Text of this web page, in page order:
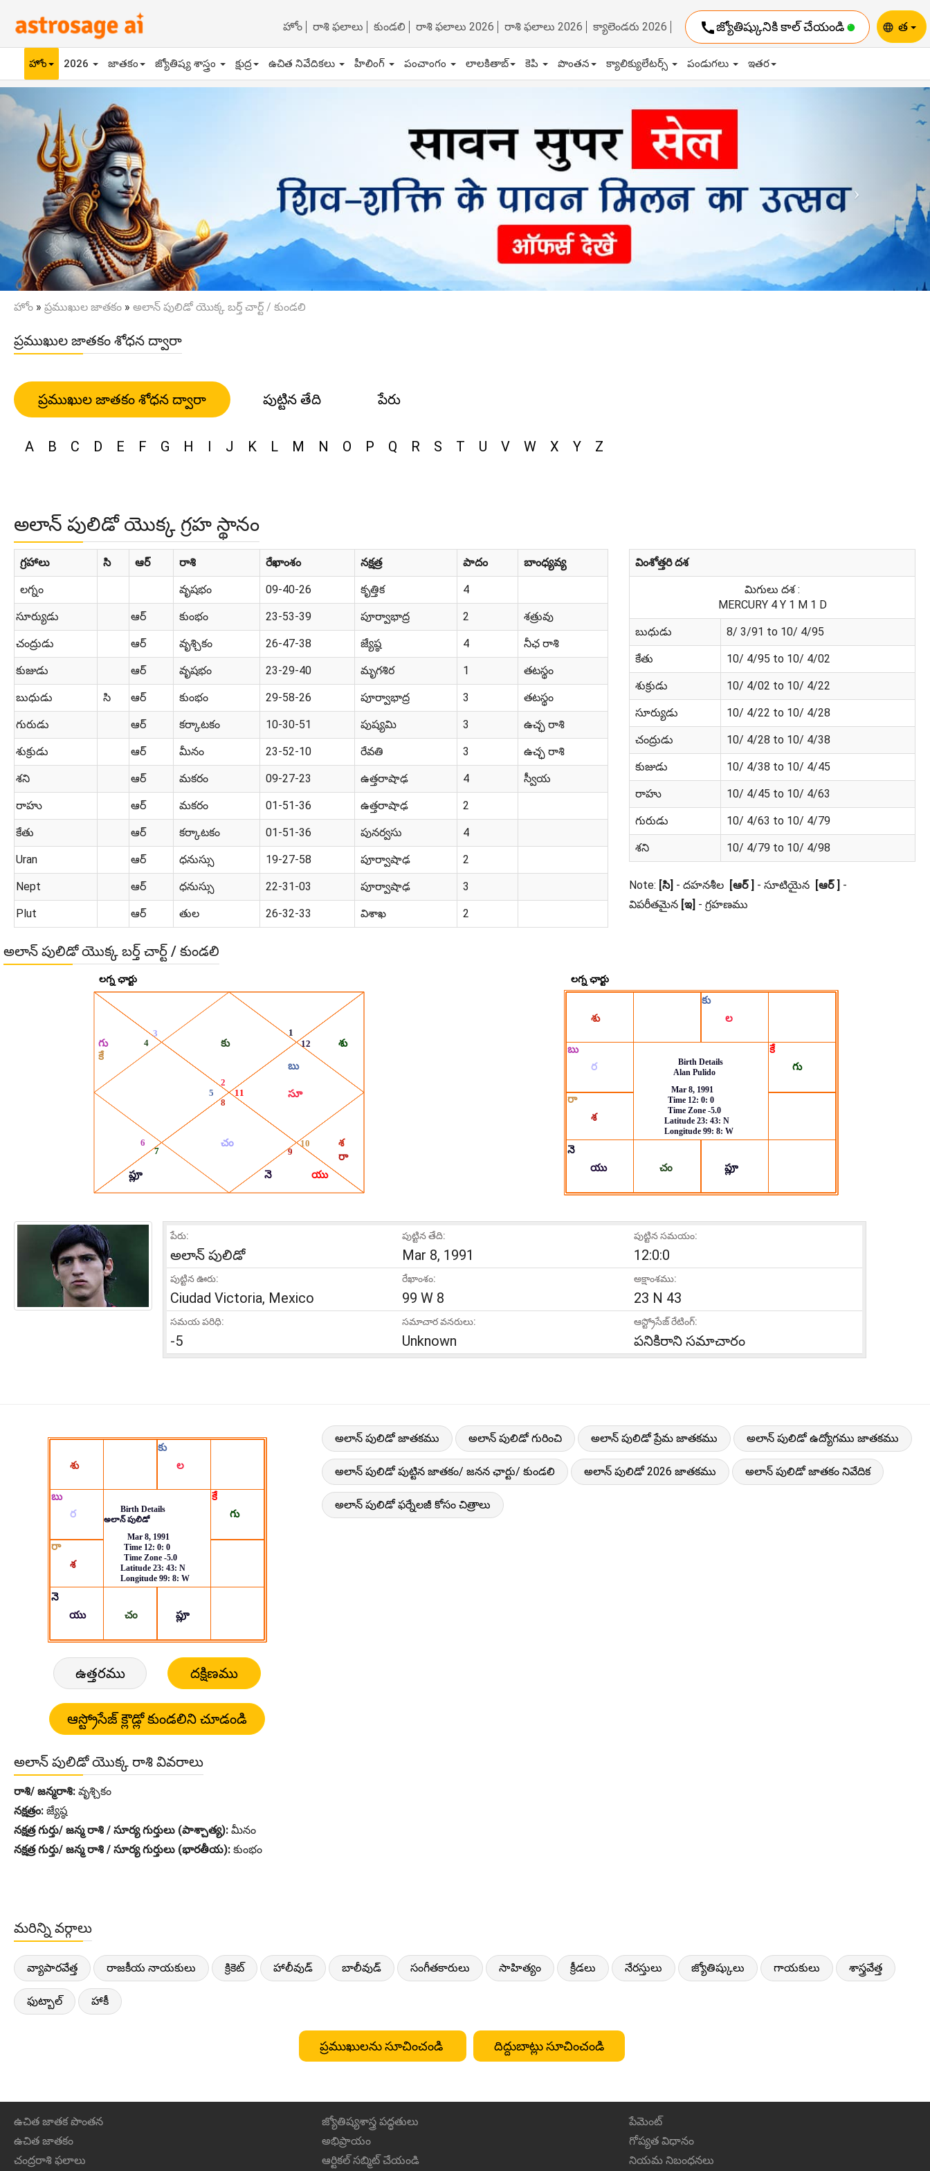
హోం రాశి ఫలాలు కుండలి రాశి ఫలాలు 2026 రాశి ఫలాలు 2026 క్యాలెండరు 2026 callజ్యోతిష్కునికి కాల్ చేయండి language త
హోం 2026 జాతకం జ్యోతిష్య శాస్త్రం క్షుద్ర ఉచిత నివేదికలు హీలింగ్ పంచాంగం లాలకితాబ్ కెపి పొంతన క్యాలిక్యులేటర్స్ పండుగలు ఇతర
Previous
హోం » ప్రముఖుల జాతకం » అలాన్ పులిడో యొక్క బర్త్ చార్ట్ / కుండలి
ప్రముఖుల జాతకం శోధన ద్వారా
ప్రముఖుల జాతకం శోధన ద్వారా పుట్టిన తేది పేరు
A B C D E F G H I J K L M N O P Q R S T U V W X Y Z
అలాన్ పులిడో యొక్క గ్రహ స్థానం
గ్రహాలు సి ఆర్ రాశి రేఖాంశం నక్షత్ర పాదం బాంధ్యవ్య
లగ్నం వృషభం 09-40-26 కృత్తిక 4
సూర్యుడు ఆర్ కుంభం 23-53-39 పూర్వాభాద్ర 2 శత్రువు
చంద్రుడు ఆర్ వృశ్చికం 26-47-38 జ్యేష్ఠ 4 నీఛ రాశి
కుజుడు ఆర్ వృషభం 23-29-40 మృగశిర 1 తటస్థం
బుధుడు సి ఆర్ కుంభం 29-58-26 పూర్వాభాద్ర 3 తటస్థం
గురుడు ఆర్ కర్కాటకం 10-30-51 పుష్యమి 3 ఉచ్ఛ రాశి
శుక్రుడు ఆర్ మీనం 23-52-10 రేవతి 3 ఉచ్ఛ రాశి
శని ఆర్ మకరం 09-27-23 ఉత్తరాషాఢ 4 స్వీయ
రాహు ఆర్ మకరం 01-51-36 ఉత్తరాషాఢ 2
కేతు ఆర్ కర్కాటకం 01-51-36 పునర్వసు 4
Uran ఆర్ ధనుస్సు 19-27-58 పూర్వాషాఢ 2
Nept ఆర్ ధనుస్సు 22-31-03 పూర్వాషాఢ 3
Plut ఆర్ తుల 26-32-33 విశాఖ 2
వింశోత్తరి దశ
మిగులు దశ :
MERCURY 4 Y 1 M 1 D
బుధుడు 8/ 3/91 to 10/ 4/95
కేతు 10/ 4/95 to 10/ 4/02
శుక్రుడు 10/ 4/02 to 10/ 4/22
సూర్యుడు 10/ 4/22 to 10/ 4/28
చంద్రుడు 10/ 4/28 to 10/ 4/38
కుజుడు 10/ 4/38 to 10/ 4/45
రాహు 10/ 4/45 to 10/ 4/63
గురుడు 10/ 4/63 to 10/ 4/79
శని 10/ 4/79 to 10/ 4/98
Note: [సి] - దహనశీల [ఆర్ ] - సూటియైన [ఆర్ ] -
విపరీతమైన [ఇ] - గ్రహణము
అలాన్ పులిడో యొక్క బర్త్ చార్ట్ / కుండలి
పేరు:
అలాన్ పులిడో
పుట్టిన తేది:
Mar 8, 1991
పుట్టిన సమయం:
12:0:0
పుట్టిన ఊరు:
Ciudad Victoria, Mexico
రేఖాంశం:
99 W 8
అక్షాంశము:
23 N 43
సమయ పరిధి:
-5
సమాచార వనరులు:
Unknown
ఆస్ట్రోసేజ్ రేటింగ్:
పనికిరాని సమాచారం
ఉత్తరము దక్షిణము
అలాన్ పులిడో జాతకము అలాన్ పులిడో గురించి అలాన్ పులిడో ప్రేమ జాతకము అలాన్ పులిడో ఉద్యోగము జాతకము
అలాన్ పులిడో పుట్టిన జాతకం/ జనన ఛార్టు/ కుండలి అలాన్ పులిడో 2026 జాతకము అలాన్ పులిడో జాతకం నివేదిక
అలాన్ పులిడో ఫర్నేలజీ కోసం చిత్రాలు
అలాన్ పులిడో యొక్క రాశి వివరాలు
రాశి/ జన్మరాశి: వృశ్చికం
నక్షత్రం: జ్యేష్ఠ
నక్షత్ర గుర్తు/ జన్మ రాశి / సూర్య గుర్తులు (పాశ్చాత్య): మీనం
నక్షత్ర గుర్తు/ జన్మ రాశి / సూర్య గుర్తులు (భారతీయ): కుంభం
మరిన్ని వర్గాలు
వ్యాపారవేత్త రాజకీయ నాయకులు క్రికెట్ హాలీవుడ్ బాలీవుడ్ సంగీతకారులు సాహిత్యం క్రీడలు నేరస్తులు జ్యోతిష్కులు గాయకులు శాస్త్రవేత్త
ఫుట్బాల్ హాకీ
ప్రముఖులను సూచించండి దిద్దుబాట్లు సూచించండి
ఉచిత జాతక పొంతన
ఉచిత జాతకం
చంద్రరాశి ఫలాలు
జ్యోతిష్యశాస్త్ర పద్ధతులు
అభిప్రాయం
ఆర్టికల్ సబ్మిట్ చేయండి
పేమెంట్
గోప్యత విధానం
నియమ నిబంధనలు